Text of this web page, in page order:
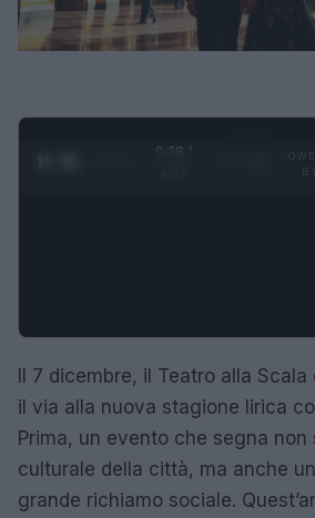
0:29 /
Il 7 dicembre, il Teatro alla
il via alla nuova stagione lirica
Prima, un evento che segna non
culturale della città, ma anche
grande richiamo sociale.